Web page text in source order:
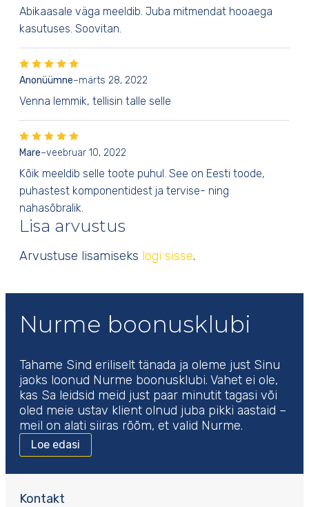
Abikaasale väga meeldib. Juba mitmendat hooaega
kasutuses. Soovitan.
Anonüümne–märts 28, 2022
Venna lemmik, tellisin talle selle
Mare–veebruar 10, 2022
Kõik meeldib selle toote puhul. See on Eesti toode,
puhastest komponentidest ja tervise- ning
nahasõbralik.
Lisa arvustus
Arvustuse lisamiseks logi sisse.
Nurme boonusklubi
Tahame Sind eriliselt tänada ja oleme just Sinu
jaoks loonud Nurme boonusklubi. Vahet ei ole,
kas Sa leidsid meid just paar minutit tagasi või
oled meie ustav klient olnud juba pikki aastaid –
meil on alati siiras rõõm, et valid Nurme.
Loe edasi
Kontakt